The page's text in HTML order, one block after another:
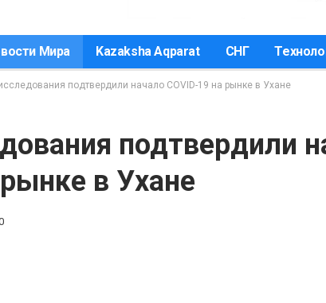
Мира Kazaksha Aqparat СНГ
подтвердили начало COVID-19 на рынке в Ухане
подтвердили
в Ухане